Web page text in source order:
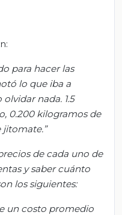
para hacer las
lo que iba a
nada. 1.5
0.200 kilogramos de
jitomate.”
de cada uno de
y saber cuánto
los siguientes:
un costo promedio